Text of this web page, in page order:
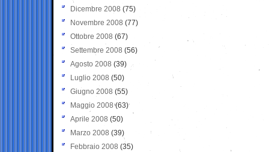
Dicembre 2008 (75)
Novembre 2008 (77)
Ottobre 2008 (67)
Settembre 2008 (56)
Agosto 2008 (39)
Luglio 2008 (50)
Giugno 2008 (55)
Maggio 2008(63)
Aprile 2008 (50)
Marzo 2008 (39)
Febbraio 2008 (35)